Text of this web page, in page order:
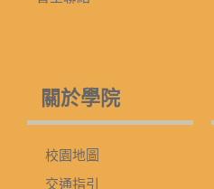
關於學院
校園地圖
交通指引